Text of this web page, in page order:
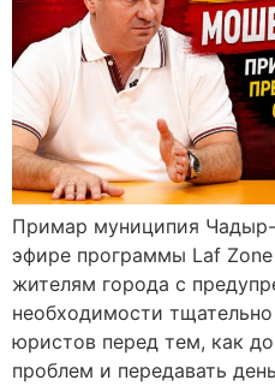
Примар муниципия
эфире программы Laf
жителям города с
необходимости
юристов перед тем, как
проблем и передавать